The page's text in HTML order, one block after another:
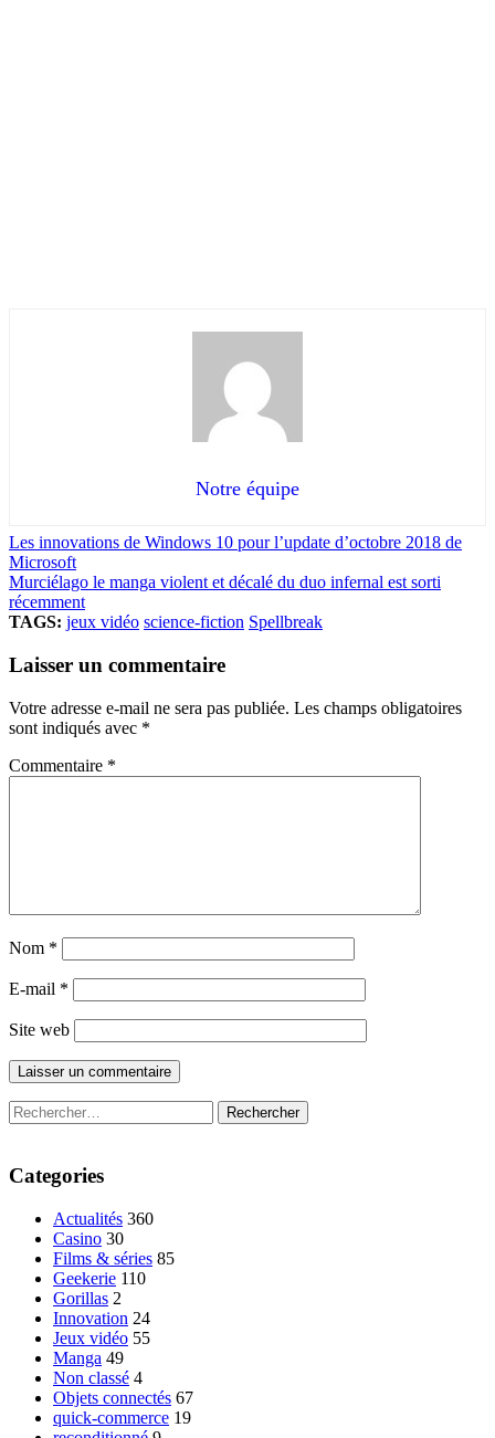
Notre équipe
Les innovations de Windows 10 pour l’update d’octobre 2018 de
Microsoft
Murciélago le manga violent et décalé du duo infernal est sorti
récemment
TAGS: jeux vidéo science-fiction Spellbreak
Laisser un commentaire
Votre adresse e-mail ne sera pas publiée. Les champs obligatoires
sont indiqués avec *
Commentaire *
Nom *
E-mail *
Site web
Rechercher :
Categories
Actualités 360
Casino 30
Films & séries 85
Geekerie 110
Gorillas 2
Innovation 24
Jeux vidéo 55
Manga 49
Non classé 4
Objets connectés 67
quick-commerce 19